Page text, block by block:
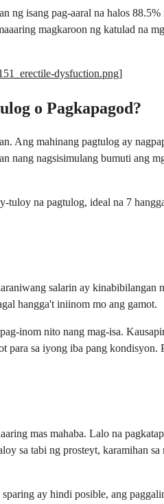
ng isang pag-aaral na halos
magkaroon ng katulad na
dysfuction.png]
o Pagkapagod?
mahinang pagtulog ay
nagsisimulang bumuti ang
na pagtulog, ideal na 7
salarin ay kinabibilangan
hangga't iniinom mo ang gamot.
inom nito nang mag-isa.
sa iyong iba pang
mas mahaba. Lalo na
sa tabi ng prosteyt, karamihan
ay hindi posible, ang